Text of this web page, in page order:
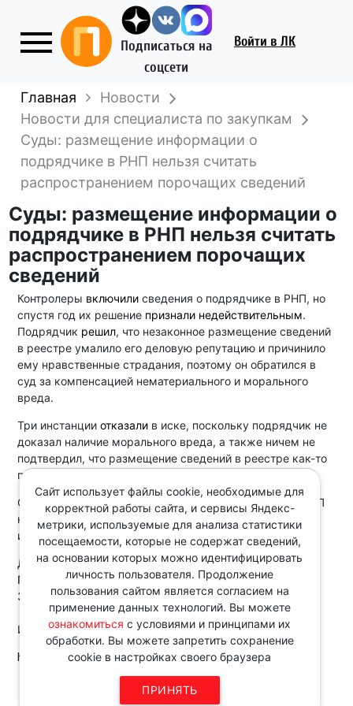
Подписаться на
соцсети
Войти в ЛК
Главная
Новости
Новости для специалиста по закупкам
Суды: размещение информации о
подрядчике в РНП нельзя считать
распространением порочащих сведений
Суды: размещение информации о
подрядчике в РНП нельзя считать
распространением порочащих
сведений
Контролеры включилисведения о подрядчике в РНП, но
спустя год их решение признали недействительным.
Подрядчик решил, что незаконное размещение сведений
в реестре умалило его деловую репутацию и причинило
ему нравственные страдания, поэтому он обратился в
суд за компенсацией нематериального и морального
вреда.
Три инстанции отказалив иске, поскольку подрядчик не
доказал наличие морального вреда, а также ничем не
подтвердил, что размещение сведений в реестре как-то
повлияло на его хоздеятельность.
Суды отметили: публичное размещение сведений в РНП
нельзя считать распространением порочащей
информации по смыслу
ст. 152
Документ:
Постановление АС Северо-Кавказского округа от
30.09.2025 по делу N А32-54509/2024
Источник:
http://www.consultant.ru/
Сайт использует файлы cookie, необходимые для
корректной работы сайта, и сервисы Яндекс-
метрики, используемые для анализа статистики
посещаемости, которые не содержат сведений,
на основании которых можно идентифицировать
личность пользователя. Продолжение
пользования сайтом является согласием на
применение данных технологий. Вы можете
ознакомиться с условиями и принципами их
обработки. Вы можете запретить сохранение
cookie в настройках своего браузера
ПРИНЯТЬ
Звоните по телефону в рабочие
дни с 9:00 до 18:00